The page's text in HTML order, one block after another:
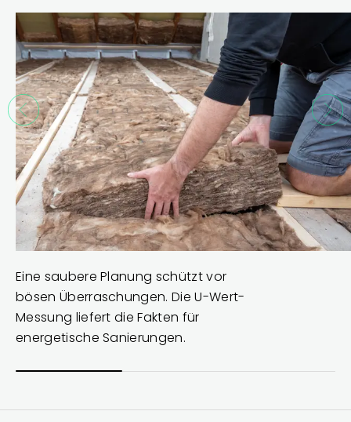
Eine saubere Planung schützt vor
bösen Überraschungen. Die U-Wert-
Messung liefert die Fakten für
energetische Sanierungen.